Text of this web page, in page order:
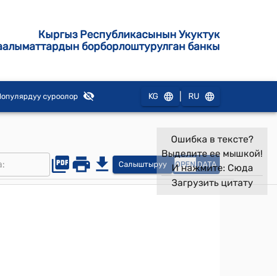
Кыргыз Республикасынын Укуктук
борборлоштурулган банкы
суроолор KG RU
Салыштыруу OPEN DATA
Ошибка в тексте?
Выделите ее мышкой!
И нажмите: Сюда
Загрузить цитату